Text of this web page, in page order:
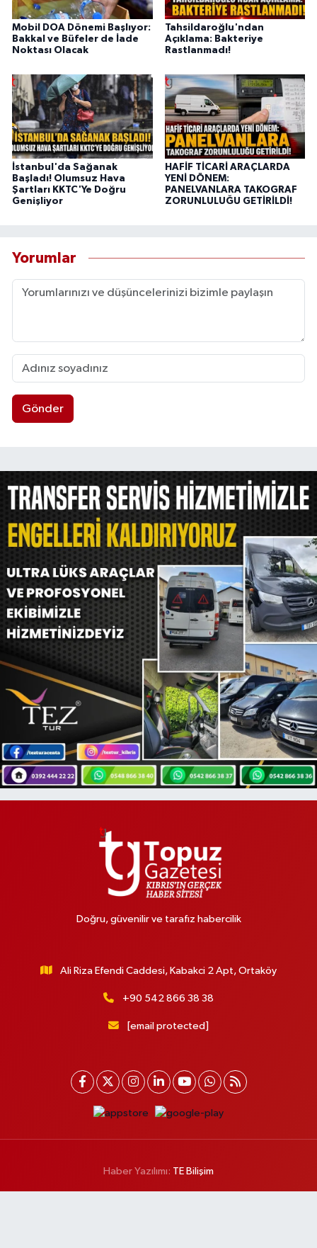
Mobil DOA Dönemi Başlıyor:
Bakkal ve Büfeler de İade
Noktası Olacak
Tahsildaroğlu'ndan
Açıklama: Bakteriye
Rastlanmadı!
İstanbul'da Sağanak
Başladı! Olumsuz Hava
Şartları KKTC'Ye Doğru
Genişliyor
HAFİF TİCARİ ARAÇLARDA
YENİ DÖNEM:
PANELVANLARA TAKOGRAF
ZORUNLULUĞU GETİRİLDİ!
Yorumlar
Gönder
Doğru, güvenilir ve tarafız habercilik
Ali Riza Efendi Caddesi, Kabakci 2 Apt, Ortaköy
+90 542 866 38 38
[email protected]
Haber Yazılımı: TE Bilişim